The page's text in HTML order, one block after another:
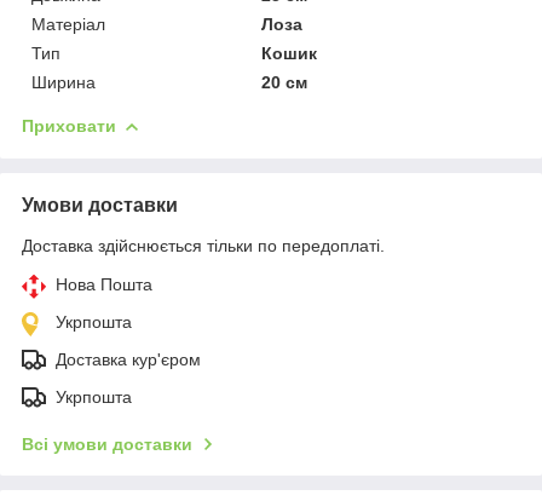
Матеріал
Лоза
Тип
Кошик
Ширина
20 см
Приховати
Умови доставки
Доставка здійснюється тільки по передоплаті.
Нова Пошта
Укрпошта
Доставка кур'єром
Укрпошта
Всі умови доставки